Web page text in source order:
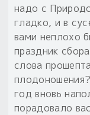
надо с
гладко, и в
вами неплохо
праздник
слова
год вновь
порадовало